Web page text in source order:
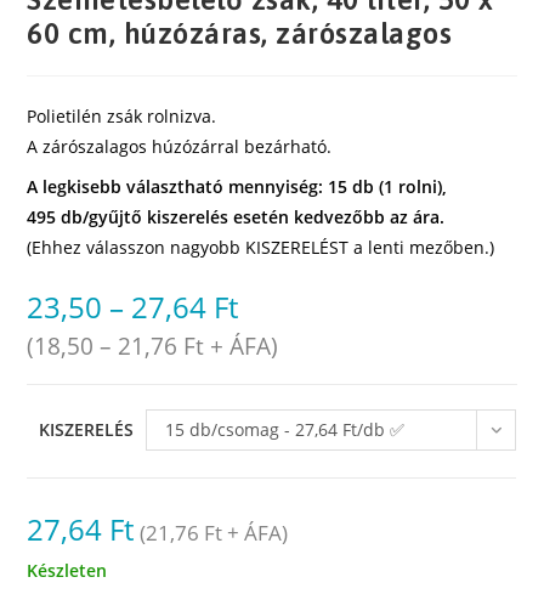
60 cm, húzózáras, zárószalagos
Polietilén zsák rolnizva.
A zárószalagos húzózárral bezárható.
A legkisebb választható mennyiség: 15 db (1 rolni),
495 db/gyűjtő kiszerelés esetén kedvezőbb az ára.
(Ehhez válasszon nagyobb KISZERELÉST a lenti mezőben.)
23,50 – 27,64 Ft
(18,50– 21,76 Ft + ÁFA)
KISZERELÉS
15 db/csomag - 27,64 Ft/db ✅
27,64 Ft (21,76 Ft + ÁFA)
Készleten